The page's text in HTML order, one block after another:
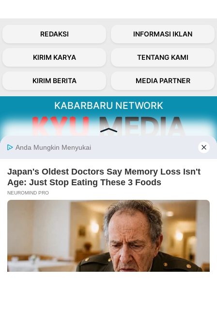
REDAKSI INFORMASI IKLAN
KIRIM KARYA TENTANG KAMI
KIRIM BERITA MEDIA PARTNER
KABARBARU NETWORK
Kabarbaru.co menyajikan berita aktual dan
inspiratif dari sudut pandang berbaik sangka
Follow Kabarbaru